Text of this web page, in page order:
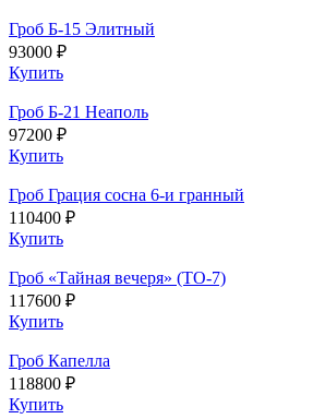
Гроб Б-15 Элитный
93000 ₽
Купить
Гроб Б-21 Неаполь
97200 ₽
Купить
Гроб Грация сосна 6-и гранный
110400 ₽
Купить
Гроб «Тайная вечеря» (ТО-7)
117600 ₽
Купить
Гроб Капелла
118800 ₽
Купить